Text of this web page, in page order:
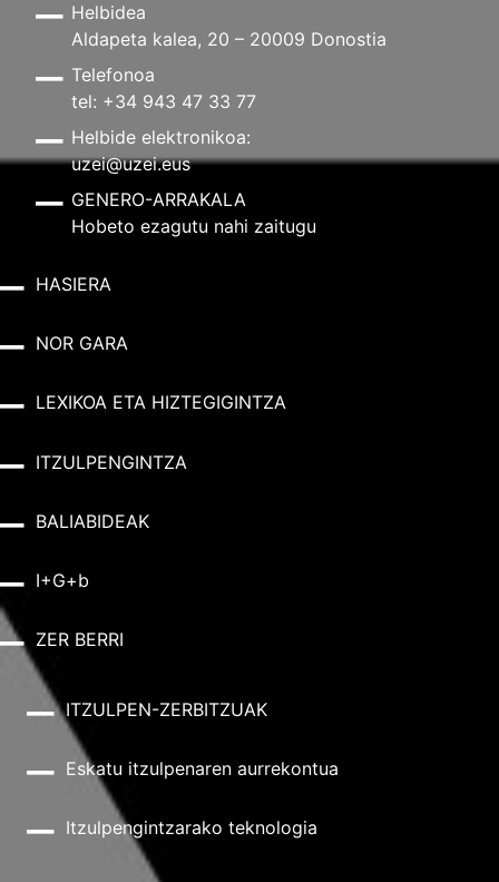
Helbidea
Aldapeta kalea, 20 – 20009 Donostia
Telefonoa
tel: +34 943 47 33 77
Helbide elektronikoa:
uzei@uzei.eus
GENERO-ARRAKALA
Hobeto ezagutu nahi zaitugu
HASIERA
NOR GARA
LEXIKOA ETA HIZTEGIGINTZA
ITZULPENGINTZA
BALIABIDEAK
I+G+b
ZER BERRI
ITZULPEN-ZERBITZUAK
Eskatu itzulpenaren aurrekontua
Itzulpengintzarako teknologia